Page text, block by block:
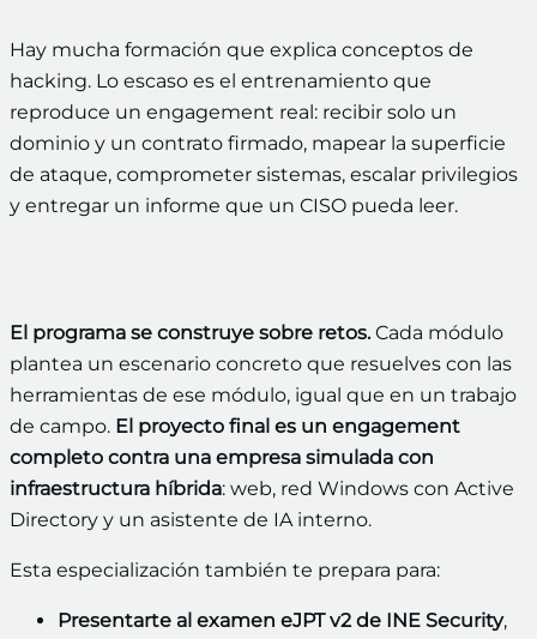
Hay mucha formación que explica conceptos de
hacking. Lo escaso es el entrenamiento que
reproduce un engagement real: recibir solo un
dominio y un contrato firmado, mapear la superficie
de ataque, comprometer sistemas, escalar privilegios
y entregar un informe que un CISO pueda leer.
El programa se construye sobre retos.Cada módulo
plantea un escenario concreto que resuelves con las
herramientas de ese módulo, igual que en un trabajo
de campo. El proyecto final es un engagement
completo contra una empresa simulada con
infraestructura híbrida: web, red Windows con Active
Directory y un asistente de IA interno.
Esta especialización también te prepara para:
Presentarte al examen eJPT v2 de INE Security,